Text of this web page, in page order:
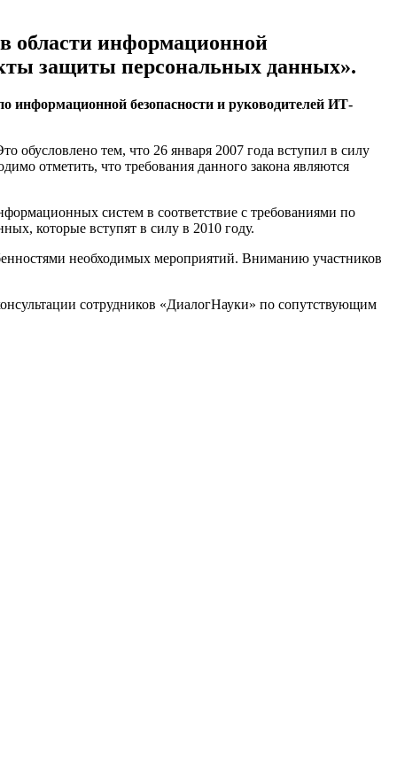
области информационной
защиты персональных данных».
информационной безопасности и руководителей ИТ-
обусловлено тем, что 26 января 2007 года вступил в силу
отметить, что требования данного закона являются
систем в соответствие с требованиями по
которые вступят в силу в 2010 году.
необходимых мероприятий. Вниманию участников
сотрудников «ДиалогНауки» по сопутствующим